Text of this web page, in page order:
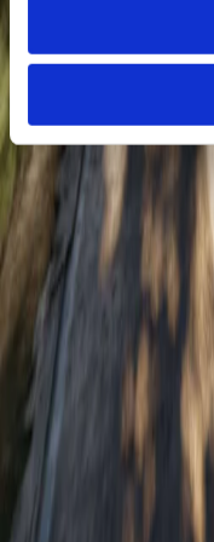
Tomášikova 30
Predaj a služby
Predaj vozidiel
Skladové vozidlá
Motocykle
Akciová ponuka
Skúšobná jazda
Objednávka do servisu
Informácie